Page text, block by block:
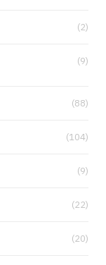
(2)
(9)
(88)
(104)
(9)
(22)
(20)